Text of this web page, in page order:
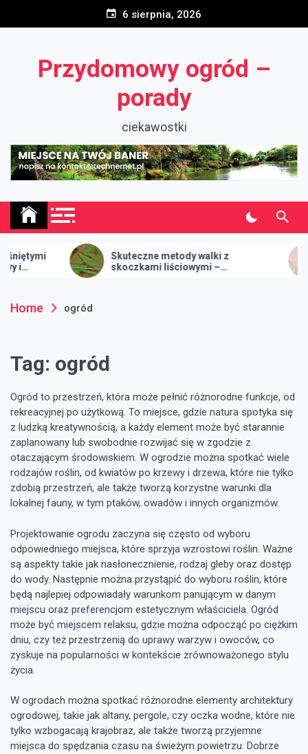
6 sierpnia, 2026
Przydomowy ogród –
porady
ciekawostki
Skuteczne metody walki z
skoczkami liściowymi –
szkodnikami ogrodowymi
Home ogród
Tag: ogród
Ogród to przestrzeń, która może pełnić różnorodne funkcje, od
rekreacyjnej po użytkową. To miejsce, gdzie natura spotyka się
z ludzką kreatywnością, a każdy element może być starannie
zaplanowany lub swobodnie rozwijać się w zgodzie z
otaczającym środowiskiem. W ogrodzie można spotkać wiele
rodzajów roślin, od kwiatów po krzewy i drzewa, które nie tylko
zdobią przestrzeń, ale także tworzą korzystne warunki dla
lokalnej fauny, w tym ptaków, owadów i innych organizmów.
Projektowanie ogrodu zaczyna się często od wyboru
odpowiedniego miejsca, które sprzyja wzrostowi roślin. Ważne
są aspekty takie jak nasłonecznienie, rodzaj gleby oraz dostęp
do wody. Następnie można przystąpić do wyboru roślin, które
będą najlepiej odpowiadały warunkom panującym w danym
miejscu oraz preferencjom estetycznym właściciela. Ogród
może być miejscem relaksu, gdzie można odpocząć po ciężkim
dniu, czy też przestrzenią do uprawy warzyw i owoców, co
zyskuje na popularności w kontekście zrównoważonego stylu
życia.
W ogrodach można spotkać różnorodne elementy architektury
ogrodowej, takie jak altany, pergole, czy oczka wodne, które nie
tylko wzbogacają krajobraz, ale także tworzą przyjemne
miejsca do spędzania czasu na świeżym powietrzu. Dobrze